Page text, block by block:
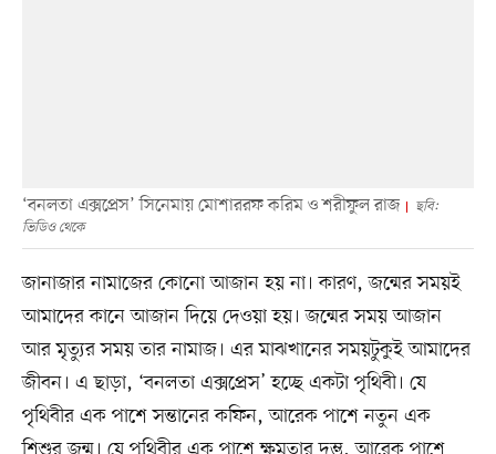
‘বনলতা এক্সপ্রেস’ সিনেমায় মোশাররফ করিম ও শরীফুল রাজ
ছবি:
ভিডিও থেকে
জানাজার নামাজের কোনো আজান হয় না। কারণ, জন্মের সময়ই
আমাদের কানে আজান দিয়ে দেওয়া হয়। জন্মের সময় আজান
আর মৃত্যুর সময় তার নামাজ। এর মাঝখানের সময়টুকুই আমাদের
জীবন। এ ছাড়া, ‘বনলতা এক্সপ্রেস’ হচ্ছে একটা পৃথিবী। যে
পৃথিবীর এক পাশে সন্তানের কফিন, আরেক পাশে নতুন এক